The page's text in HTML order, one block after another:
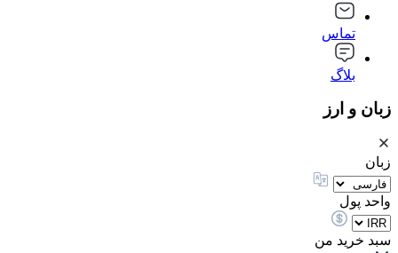
تماس
بلاگ
زبان و ارز
زبان
واحد پول
سبد خرید من